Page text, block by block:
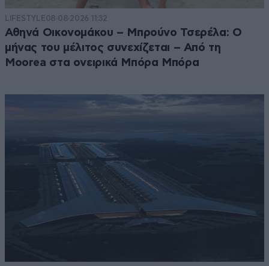
LIFESTYLE08·08·2026 11:32
Αθηνά Οικονομάκου – Μπρούνο Τσερέλα: Ο
μήνας του μέλιτος συνεχίζεται – Από τη
Moorea στα ονειρικά Μπόρα Μπόρα